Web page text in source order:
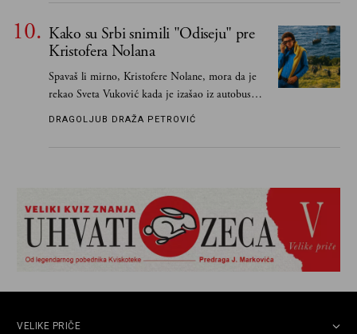
Kako su Srbi snimili "Odiseju" pre
Kristofera Nolana
Spavaš li mirno, Kristofere Nolane, mora da je
rekao Sveta Vuković kada je izašao iz autobusa i
čim je stigao kući pozvao Vojkana
DRAGOLJUB DRAŽA PETROVIĆ
VELIKE PRIČE